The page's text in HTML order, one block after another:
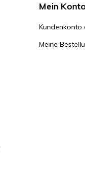
Mein
Kundenkonto
Meine